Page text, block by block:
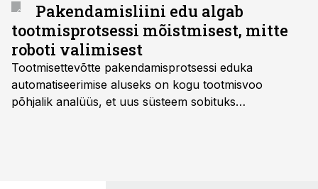
Pakendamisliini edu algab
tootmisprotsessi mõistmisest, mitte
roboti valimisest
Tootmisettevõtte pakendamisprotsessi eduka
automatiseerimise aluseks on kogu tootmisvoo
põhjalik analüüs, et uus süsteem sobituks